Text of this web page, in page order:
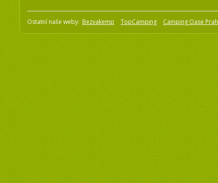
Ostatní naše weby: Bezvakemp TopCamping Camping Oase